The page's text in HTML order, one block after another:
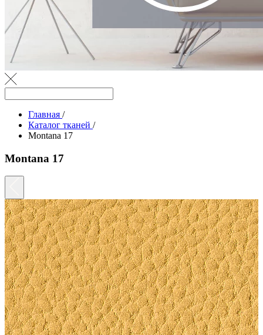
Главная /
Каталог тканей /
Montana 17
Montana 17